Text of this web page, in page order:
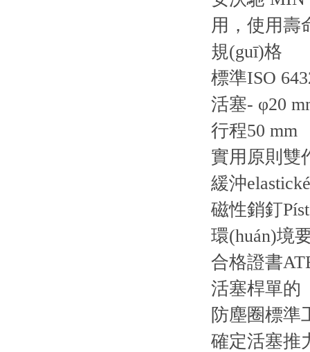
用，使用壽
規(guī)格
標準ISO
活塞- φ20
行程50 mm
實用原則雙
緩沖
磁性銷釘
環(huán)境
合格證書
活塞桿單的
防塵圈標準
確定活塞推